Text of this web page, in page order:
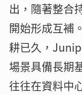
出，隨著整合
開始形成互補
耕已久，
場景具備長期
往往在資料中